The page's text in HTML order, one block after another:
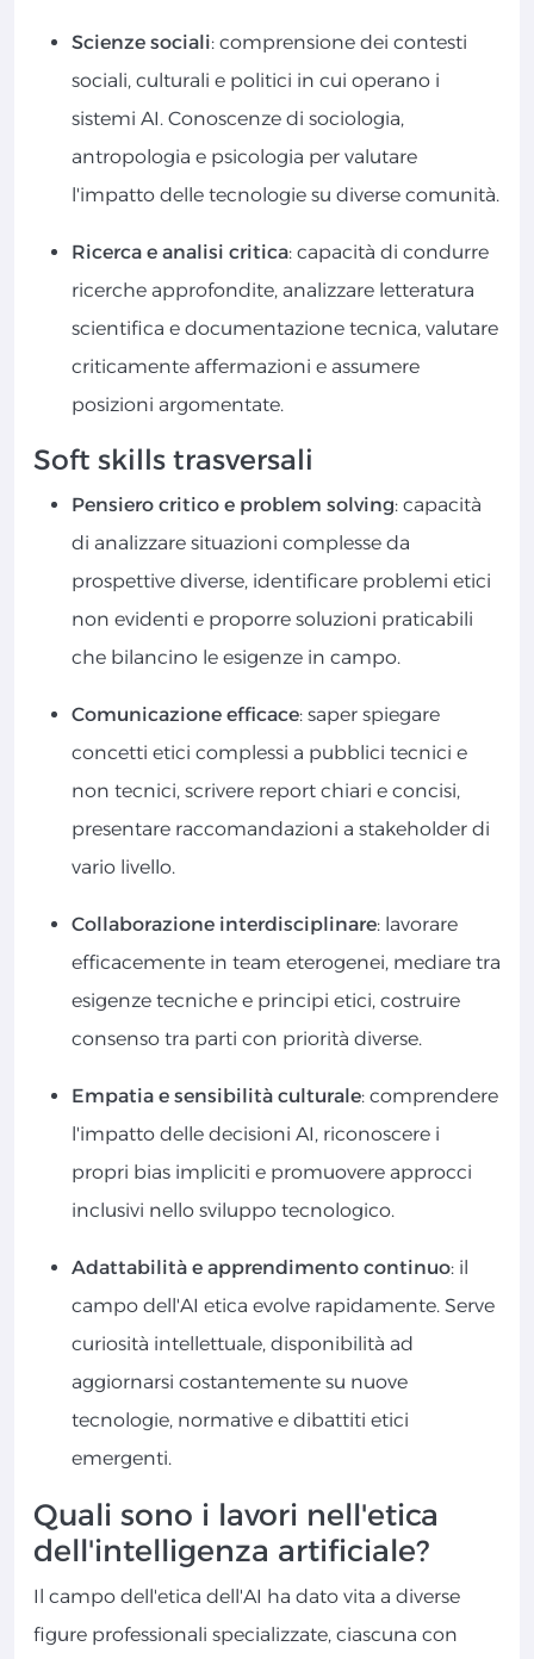
Scienze sociali: comprensione dei contesti
sociali, culturali e politici in cui operano i
sistemi AI. Conoscenze di sociologia,
antropologia e psicologia per valutare
l'impatto delle tecnologie su diverse comunità.
Ricerca e analisi critica: capacità di condurre
ricerche approfondite, analizzare letteratura
scientifica e documentazione tecnica, valutare
criticamente affermazioni e assumere
posizioni argomentate.
Soft skills trasversali
Pensiero critico e problem solving: capacità
di analizzare situazioni complesse da
prospettive diverse, identificare problemi etici
non evidenti e proporre soluzioni praticabili
che bilancino le esigenze in campo.
Comunicazione efficace: saper spiegare
concetti etici complessi a pubblici tecnici e
non tecnici, scrivere report chiari e concisi,
presentare raccomandazioni a stakeholder di
vario livello.
Collaborazione interdisciplinare: lavorare
efficacemente in team eterogenei, mediare tra
esigenze tecniche e principi etici, costruire
consenso tra parti con priorità diverse.
Empatia e sensibilità culturale: comprendere
l'impatto delle decisioni AI, riconoscere i
propri bias impliciti e promuovere approcci
inclusivi nello sviluppo tecnologico.
Adattabilità e apprendimento continuo: il
campo dell'AI etica evolve rapidamente. Serve
curiosità intellettuale, disponibilità ad
aggiornarsi costantemente su nuove
tecnologie, normative e dibattiti etici
emergenti.
Quali sono i lavori nell'etica
dell'intelligenza artificiale?
Il campo dell'etica dell'AI ha dato vita a diverse
figure professionali specializzate, ciascuna con